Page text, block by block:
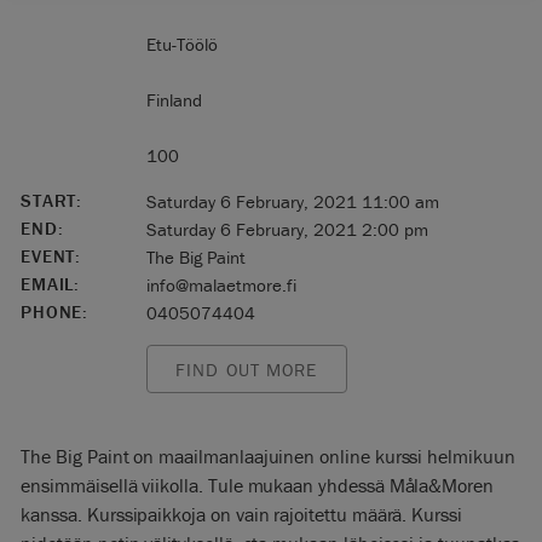
Etu-Töölö
Finland
100
START:
Saturday 6 February, 2021 11:00 am
END:
Saturday 6 February, 2021 2:00 pm
EVENT:
The Big Paint
EMAIL:
info@malaetmore.fi
PHONE:
0405074404
FIND OUT MORE
The Big Paint on maailmanlaajuinen online kurssi helmikuun
ensimmäisellä viikolla. Tule mukaan yhdessä Måla&Moren
kanssa. Kurssipaikkoja on vain rajoitettu määrä. Kurssi